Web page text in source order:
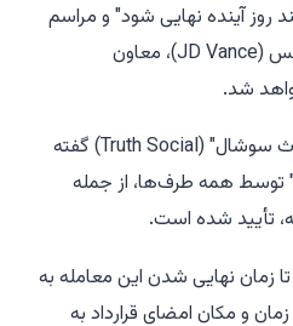
روز آینده نهایی شود" و مراسم
امضای آن با حضور جی.دی. ونس (JD Vance)، معاون
شد.
ترامپ پیشتر در پستی در "تروث سوشال" (Truth Social) گفته
توسط همه طرف‌ها، از جمله
تأیید شده است.
زمان نهایی شدن این معامله به
و مکان امضای قرارداد به